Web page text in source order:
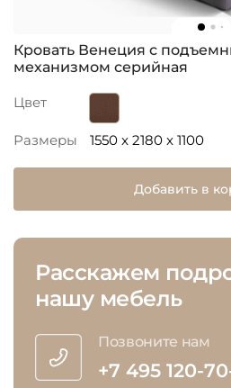
Кровать Венеция с
механизмом серийная
Цвет
Размеры 1550 x 2180 x 1100
Добавить в
Расскажем
нашу мебель
Позвоните нам
+7 495 120-